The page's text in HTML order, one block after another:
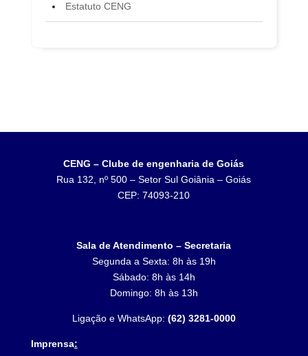
Estatuto CENG
CENG – Clube de engenharia de Goiás
Rua 132, nº 500 – Setor Sul Goiânia – Goiás
CEP: 74093-210
Sala de Atendimento – Secretaria
Segunda a Sexta: 8h às 19h
Sábado: 8h às 14h
Domingo: 8h às 13h
Ligação e WhatsApp: (62) 3281-0000
Imprensa: